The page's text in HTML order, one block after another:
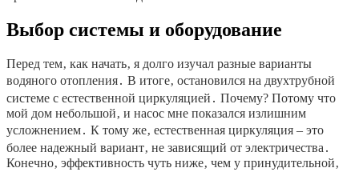
Выбор системы и оборудование
Перед тем‚ как начать‚ я долго изучал разные варианты
водяного отопления․ В итоге‚ остановился на двухтрубной
системе с естественной циркуляцией․ Почему? Потому что
мой дом небольшой‚ и насос мне показался излишним
усложнением․ К тому же‚ естественная циркуляция – это
более надежный вариант‚ не зависящий от электричества․
Конечно‚ эффективность чуть ниже‚ чем у принудительной‚